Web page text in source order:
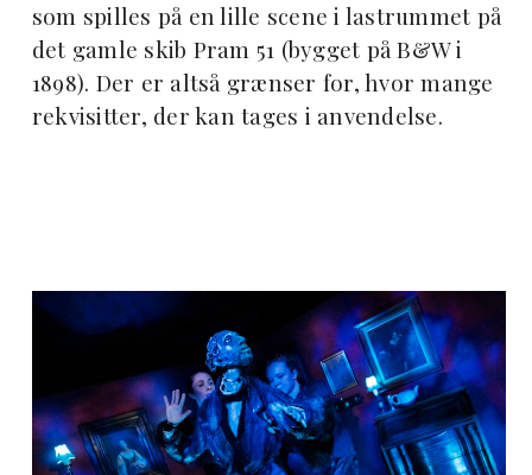
som spilles på en lille scene i lastrummet på
det gamle skib Pram 51 (bygget på B&W i
1898). Der er altså grænser for, hvor mange
rekvisitter, der kan tages i anvendelse.